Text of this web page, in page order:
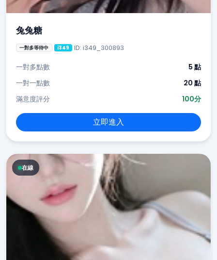
兔兔糖
一對多等待中 i349 ID: i349_300893
一對多點數
5 點
一對一點數
20 點
滿意度評分
100分
立即進入
在線